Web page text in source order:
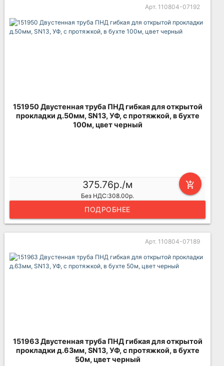
Арт. 110804-07192
151950 Двустенная труба ПНД гибкая для открытой
прокладки д.50мм, SN13, УФ, с протяжкой, в бухте
100м, цвет черный
add_shopping_cart
375.76р./м
Без НДС:308.00р.
ПОДРОБНЕЕ
Арт. 110804-07189
151963 Двустенная труба ПНД гибкая для открытой
прокладки д.63мм, SN13, УФ, с протяжкой, в бухте
50м, цвет черный